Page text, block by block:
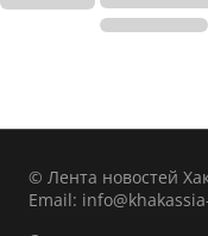
© Лента новостей
Email: